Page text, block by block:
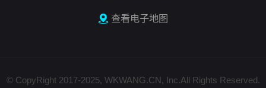
查看电子地图
© CopyRight 2017-2025, WKWANG.CN, Inc.All Rights Reserved.